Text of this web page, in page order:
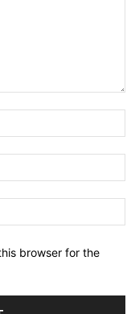
browser for the